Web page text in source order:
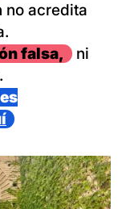
no acredita
falsa,
ni